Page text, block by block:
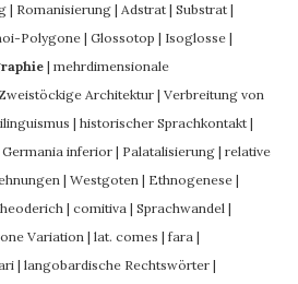
| Romanisierung | Adstrat | Substrat |
Polygone | Glossotop | Isoglosse |
| mehrdimensionale
Architektur| Verbreitung von
| historischer Sprachkontakt |
Germania inferior | Palatalisierung | relative
| Westgoten | Ethnogenese |
| comitiva | Sprachwandel |
Variation | lat. comes | fara |
| langobardische Rechtswörter |